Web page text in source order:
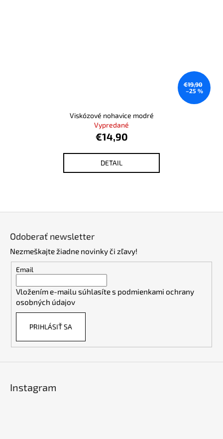
€19,90
–25 %
Viskózové nohavice modré
Vypredané
€14,90
DETAIL
Odoberať newsletter
Nezmeškajte žiadne novinky či zľavy!
Email
Vložením e-mailu súhlasíte s podmienkami ochrany
osobných údajov
PRIHLÁSIŤ SA
Instagram